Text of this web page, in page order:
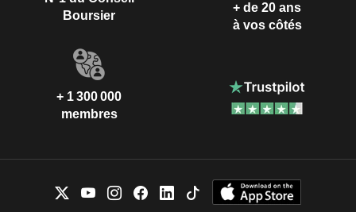
Boursier
+ de 20 ans
à vos côtés
+ 1 300 000
membres